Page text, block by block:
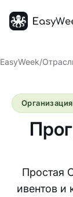
EasyWeek/
Простая
ивентов и